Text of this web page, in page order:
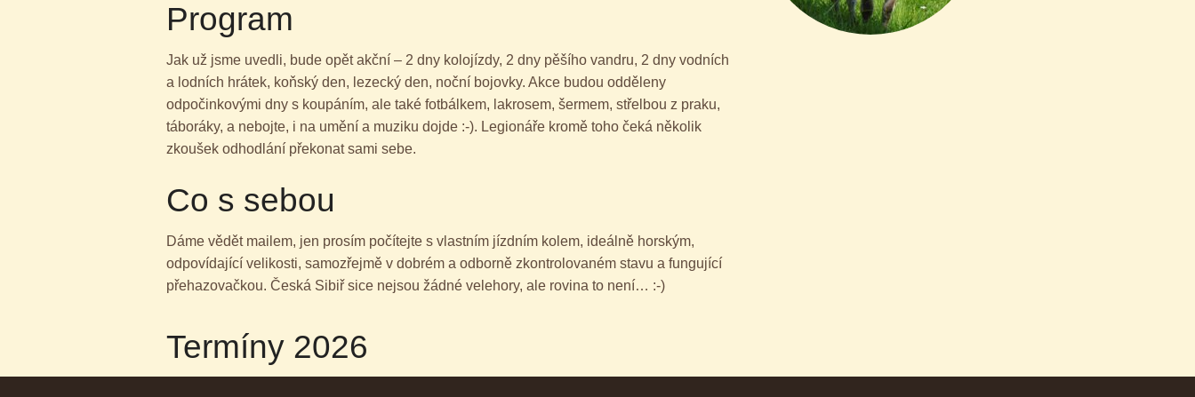
Program
Jak už jsme uvedli, bude opět akční – 2 dny kolojízdy, 2 dny pěšího vandru, 2 dny vodních
a lodních hrátek, koňský den, lezecký den, noční bojovky. Akce budou odděleny
odpočinkovými dny s koupáním, ale také fotbálkem, lakrosem, šermem, střelbou z praku,
táboráky, a nebojte, i na umění a muziku dojde :-). Legionáře kromě toho čeká několik
zkoušek odhodlání překonat sami sebe.
Co s sebou
Dáme vědět mailem, jen prosím počítejte s vlastním jízdním kolem, ideálně horským,
odpovídající velikosti, samozřejmě v dobrém a odborně zkontrolovaném stavu a fungující
přehazovačkou. Česká Sibiř sice nejsou žádné velehory, ale rovina to není… :-)
Termíny 2026